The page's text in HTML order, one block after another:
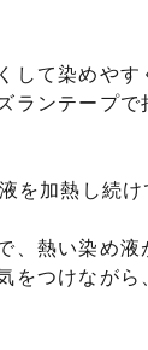
して染めやす
ランテープで
を加熱し続け
、熱い染め液
をつけながら